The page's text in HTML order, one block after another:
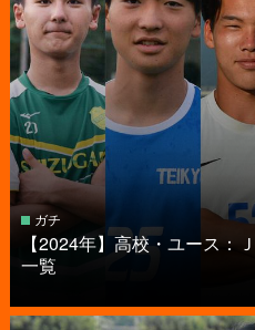
ガチ
【2024年】高校・ユース：
一覧